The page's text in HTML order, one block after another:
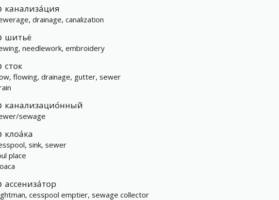
канализа́ция
drainage, canalization
шитьё
needlework, embroidery
сток
flowing, drainage, gutter, sewer
канализацио́нный
sewage
клоа́ка
sink, sewer
place
ассениза́тор
cesspool emptier, sewage collector